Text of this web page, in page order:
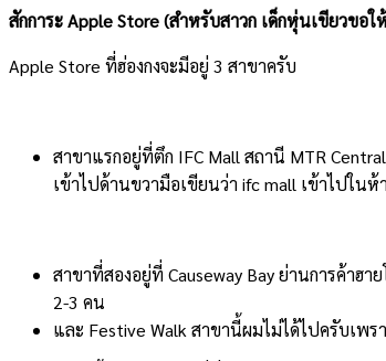
สักการะ Apple Store (สำหรับสาวก เด็กหุ่นเขียวขอ
Apple Store ที่ฮ่องกงจะมีอยู่ 3 สาขาครับ
สาขาแรกอยู่ที่ตึก IFC Mall สถานี MTR
เข้าไปด้านขวามือเขียนว่า ifc mall เข้าไปใ
สาขาที่สองอยู่ที่ Causeway Bay ย่านการค้าฮ
2-3 คน
และ Festive Walk สาขานี้ผมไม่ได้ไปครับเพร